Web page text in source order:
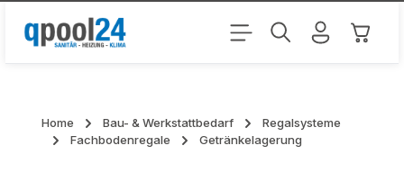
Zum Hauptinhalt springen
Home Bau- & Werkstattbedarf
Regalsysteme
Fachbodenregale
Getränkelagerung